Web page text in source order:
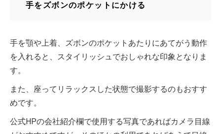
手をズボンのポケットにかける
手を顎や上着、ズボンのポケットあたりにあてがう動作
を入れると、スタイリッシュでおしゃれな印象となりま
す。
また、座ってリラックスした状態で撮影するのもおすす
めです。
公式HPの会社紹介欄で使用する写真であればカメラ目線